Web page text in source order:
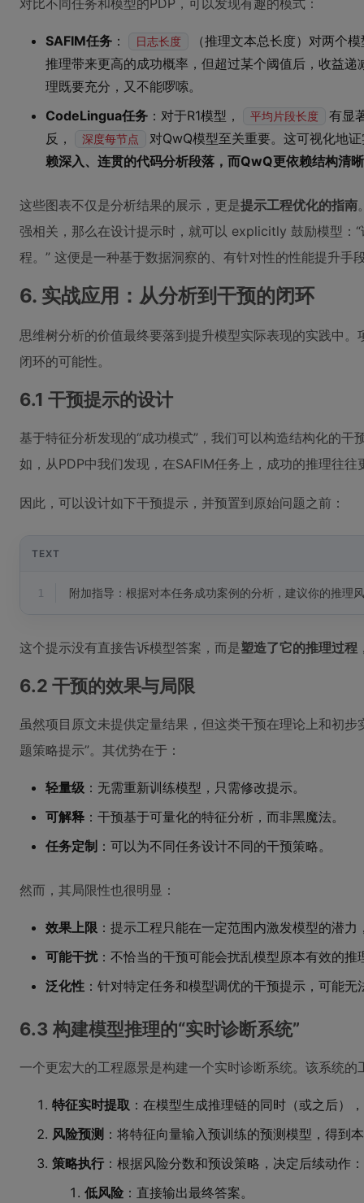
对比不同任务和模型的PDP，可以发现有趣的模式：
SAFIM任务 ： 日志长度
（推理文本总长度）对两个
推理带来更高的成功概率，但超过某个阈值后，收益递
理既要充分，又不能啰嗦。
CodeLingua任务 ：对于R1模型， 平均片段长度
有显
反，
深度每节点
对QwQ模型至关重要。这可视化地
赖深入、连贯的代码分析段落，而QwQ更依赖结构清
这些图表不仅是分析结果的展示，更是提示工程优化的指南
强相关，那么在设计提示时，就可以 explicitly 鼓励模型：
程。” 这便是一种基于数据洞察的、有针对性的性能提升手
6. 实战应用：从分析到干预的闭环
思维树分析的价值最终要落到提升模型实际表现的实践中。
闭环的可能性。
6.1 干预提示的设计
基于特征分析发现的“成功模式”，我们可以构造结构化的
如，从PDP中我们发现，在SAFIM任务上，成功的推理往往
因此，可以设计如下干预提示，并预置到原始问题之前：
TEXT
1 附加指导：根据对本任务成功案例的分析，建议你的推理
这个提示没有直接告诉模型答案，而是塑造了它的推理过程
6.2 干预的效果与局限
虽然项目原文未提供定量结果，但这类干预在理论上和初
题策略提示”。其优势在于：
轻量级 ：无需重新训练模型，只需修改提示。
可解释 ：干预基于可量化的特征分析，而非黑魔法。
任务定制 ：可以为不同任务设计不同的干预策略。
然而，其局限性也很明显：
效果上限 ：提示工程只能在一定范围内激发模型的潜
可能干扰：不恰当的干预可能会扰乱模型原本有效的推
泛化性 ：针对特定任务和模型调优的干预提示，可能
6.3 构建模型推理的“实时诊断系统”
一个更宏大的工程愿景是构建一个实时诊断系统。该系统的
特征实时提取 ：在模型生成推理链的同时（或之后）
风险预测 ：将特征向量输入预训练的预测模型，得到
策略执行 ：根据风险分数和预设策略，决定后续动作：
低风险 ：直接输出最终答案。